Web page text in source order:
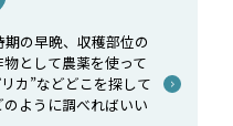
の早晩、収穫部位の
として農薬を使って
カ”などどこを探して
ように調べればいい